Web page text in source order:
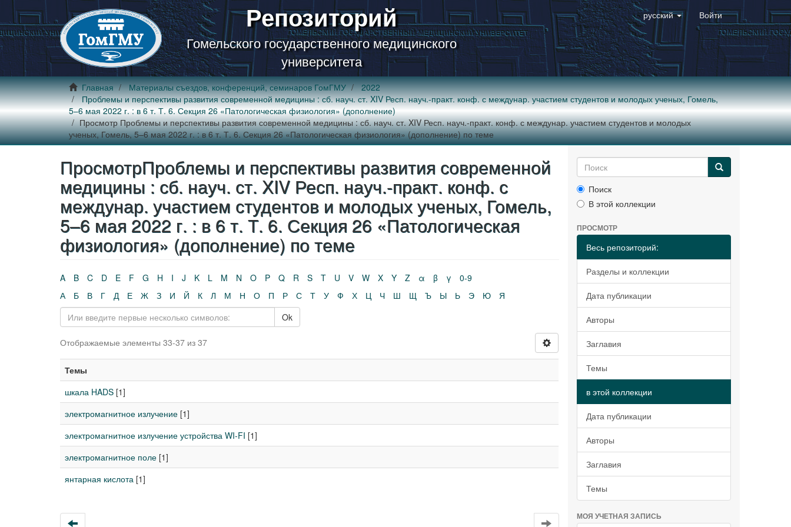
Репозиторий
Гомельского государственного медицинского
университета
русский Войти
Главная Материалы съездов, конференций, семинаров ГомГМУ
2022
Проблемы и перспективы развития современной медицины : сб. науч. ст. XIV Респ. науч.-практ. конф. с междунар. участием студентов и молодых ученых, Гомель,
5–6 мая 2022 г. : в 6 т. Т. 6. Секция 26 «Патологическая физиология» (дополнение)
Просмотр Проблемы и перспективы развития современной медицины : сб. науч. ст. XIV Респ. науч.-практ. конф. с междунар. участием студентов и молодых
ученых, Гомель, 5–6 мая 2022 г. : в 6 т. Т. 6. Секция 26 «Патологическая физиология» (дополнение) по теме
ПросмотрПроблемы и перспективы развития современной
медицины : сб. науч. ст. XIV Респ. науч.-практ. конф. с
междунар. участием студентов и молодых ученых, Гомель,
5–6 мая 2022 г. : в 6 т. Т. 6. Секция 26 «Патологическая
физиология» (дополнение) по теме
A B C D E F G H I J K L M N O P Q R S T U V W X Y Z α β γ
0-9
А
Б В Г Д Е Ж З И Й К Л М Н О П Р С Т У Ф Х Ц Ч Ш Щ Ъ Ы Ь Э Ю
Я
Ok
Отображаемые элементы 33-37 из 37
Темы
шкала HADS [1]
электромагнитное излучение [1]
электромагнитное излучение устройства WI-FI [1]
электромагнитное поле [1]
янтарная кислота [1]
Поиск
В этой коллекции
ПРОСМОТР
Весь репозиторий:
Разделы и коллекции
Дата публикации
Авторы
Заглавия
Темы
в этой коллекции
Дата публикации
Авторы
Заглавия
Темы
МОЯ УЧЕТНАЯ ЗАПИСЬ